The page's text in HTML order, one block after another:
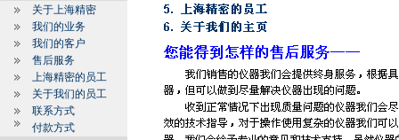
关于上海精密
我们的业务
我们的客户
售后服务
上海精密的员工
关于我们的员工
联系方式
付款方式